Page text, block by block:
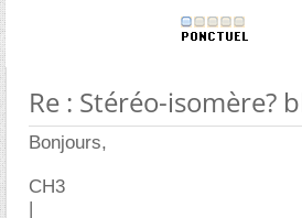
Re : Stéréo-isomère?
Bonjours,
CH3
|